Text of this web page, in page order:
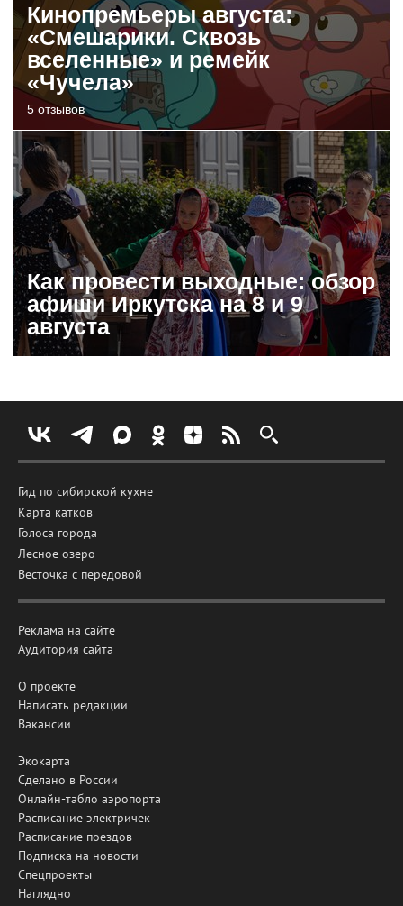
Кинопремьеры августа:
«Смешарики. Сквозь
вселенные» и ремейк
«Чучела»
5 отзывов
Как провести выходные: обзор
афиши Иркутска на 8 и 9
августа
Гид по сибирской кухне
Карта катков
Голоса города
Лесное озеро
Весточка с передовой
Реклама на сайте
Аудитория сайта
О проекте
Написать редакции
Вакансии
Экокарта
Сделано в России
Онлайн-табло аэропорта
Расписание электричек
Расписание поездов
Подписка на новости
Спецпроекты
Наглядно